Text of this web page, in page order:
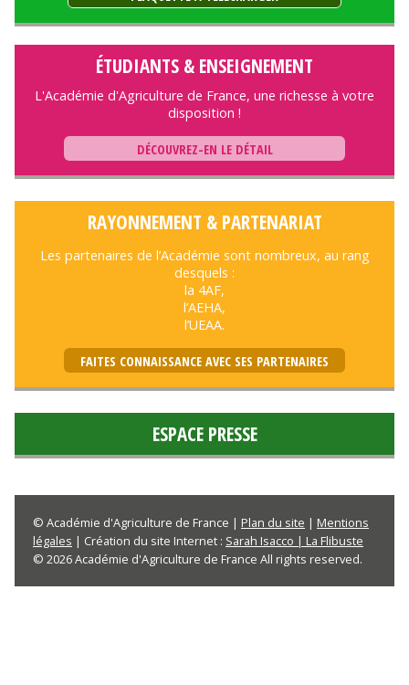
ÉTUDIANTS & ENSEIGNEMENT
L'Académie d'Agriculture de France, une richesse à votre
disposition !
DÉCOUVREZ-EN LE DÉTAIL
RAYONNEMENT & PARTENARIAT
Les partenaires de l’Académie sont nombreux, au rang
desquels :
la 4AF,
l’AEHA,
l’UEAA.
FAITES CONNAISSANCE AVEC SES PARTENAIRES
ESPACE PRESSE
© Académie d'Agriculture de France | Plan du site | Mentions
légales | Création du site Internet : Sarah Isacco | La Flibuste
© 2026 Académie d'Agriculture de France All rights reserved.